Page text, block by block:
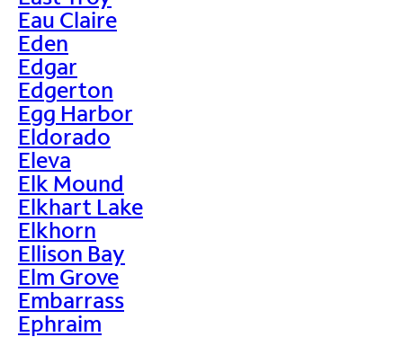
Eau Claire
Eden
Edgar
Edgerton
Egg Harbor
Eldorado
Eleva
Elk Mound
Elkhart Lake
Elkhorn
Ellison Bay
Elm Grove
Embarrass
Ephraim